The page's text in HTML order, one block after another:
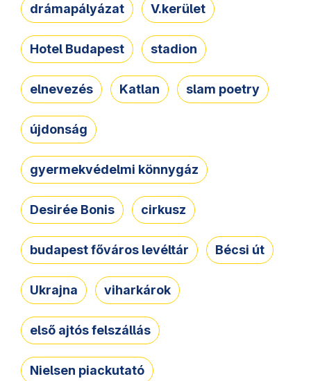
drámapályázat V.kerület
Hotel Budapest stadion
elnevezés Katlan slam poetry
újdonság
gyermekvédelmi könnygáz
Desirée Bonis cirkusz
budapest főváros levéltár Bécsi út
Ukrajna viharkárok
első ajtós felszállás
Nielsen piackutató